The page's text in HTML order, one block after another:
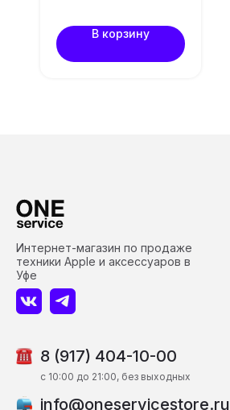
В корзину
8 (917) 404-10-00
info@oneservicestore.ru
c 10:00 до 21:00, без выходных
Интернет-магазин по продаже
техники Apple и аксессуаров в
Уфе